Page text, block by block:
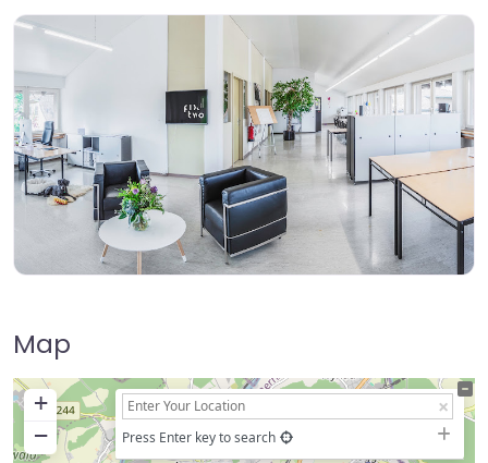
Map
+
−
Press Enter key to search